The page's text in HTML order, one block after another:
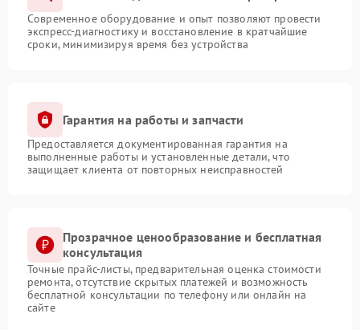
Современное оборудование и опыт позволяют провести
экспресс-диагностику и восстановление в кратчайшие
сроки, минимизируя время без устройства
Гарантия на работы и запчасти
Предоставляется документированная гарантия на
выполненные работы и установленные детали, что
защищает клиента от повторных неисправностей
Прозрачное ценообразование и бесплатная
консультация
Точные прайс-листы, предварительная оценка стоимости
ремонта, отсутствие скрытых платежей и возможность
бесплатной консультации по телефону или онлайн на
сайте